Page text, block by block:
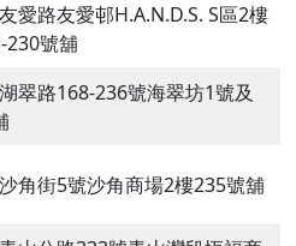
愛路友愛邨H.A.N.D.S. S區2樓
230號舖
翠路168-236號海翠坊1號及
角街5號沙角商場2樓235號舖